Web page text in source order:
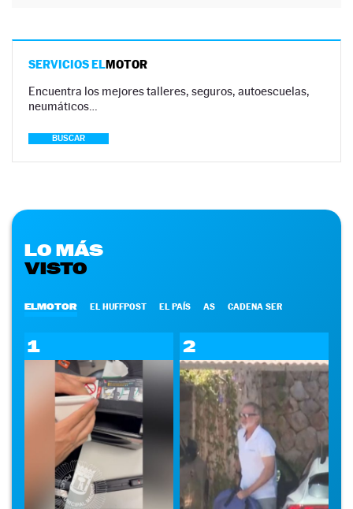
SERVICIOS ELMOTOR
Encuentra los mejores talleres, seguros, autoescuelas,
neumáticos…
BUSCAR
LO MÁS
VISTO
ELMOTOR EL HUFFPOST EL PAÍS AS CADENA SER
1 2